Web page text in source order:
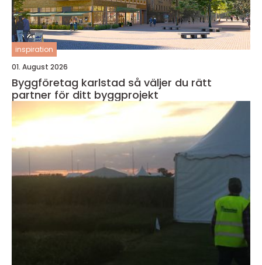
inspiration
01. August 2026
Byggföretag karlstad så väljer du rätt
partner för ditt byggprojekt